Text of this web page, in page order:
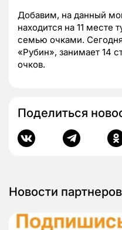
Добавим, на данный
находится на 11 месте
семью очками.
«Рубин», занимает 14
очков.
Поделиться
Новости партнеров